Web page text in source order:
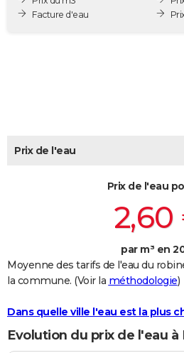
Destinations
City break
Voyage nature
Voyage de noces
Forum
Climat
PHOTO
Dictionnaire
Biographies
Citations
Expressions
Proverbes
Bricolage
Lifestyle
Culture
Sport
Auto
Television
Voyage
Cinema
Facture d'eau
Prix de l'eau
Prix de l'eau
par m³ en
Moyenne des tarifs de l'eau du
la commune. (Voir la méthodologie)
Dans quelle ville l'eau est la plus
Evolution du prix de l'eau